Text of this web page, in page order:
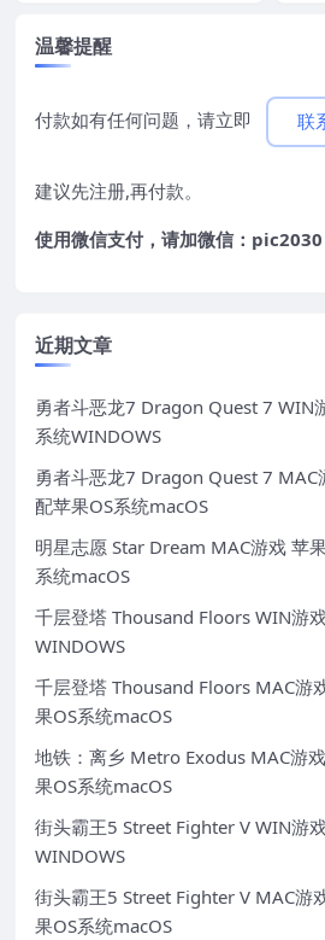
温馨提醒
付款如有任何问题，请立即 联
建议先注册,再付款。
使用微信支付，请加微信：pic2030
近期文章
勇者斗恶龙7 Dragon Quest 7 WIN
系统WINDOWS
勇者斗恶龙7 Dragon Quest 7 MAC
配苹果OS系统macOS
明星志愿 Star Dream MAC游戏 苹
系统macOS
千层登塔 Thousand Floors WIN游
WINDOWS
千层登塔 Thousand Floors MAC游
果OS系统macOS
地铁：离乡 Metro Exodus MAC游
果OS系统macOS
街头霸王5 Street Fighter V WIN游
WINDOWS
街头霸王5 Street Fighter V MAC游
果OS系统macOS